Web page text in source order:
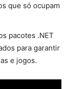
que só ocupam
pacotes .NET
para garantir
e jogos.